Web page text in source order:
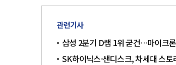
관련기사
삼성 2분기 D램 1위 굳건…마이크
SK하이닉스·샌디스크, 차세대 스